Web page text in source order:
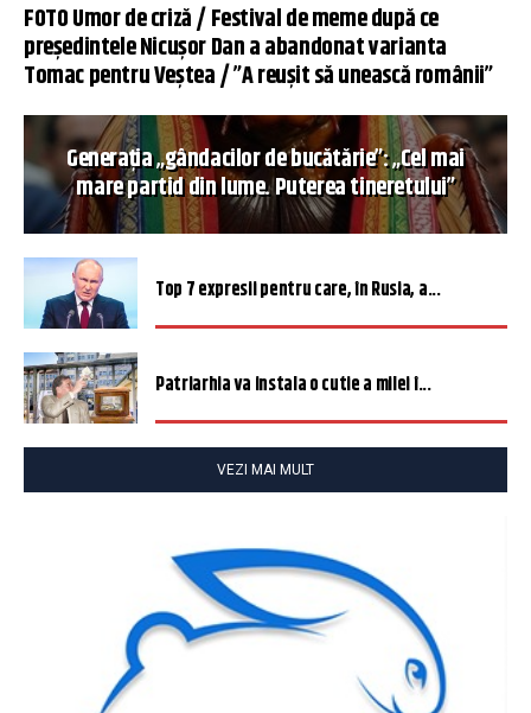
FOTO Umor de criză / Festival de meme după ce
președintele Nicușor Dan a abandonat varianta
Tomac pentru Veștea / ”A reușit să unească românii”
Generația „gândacilor de bucătărie”: „Cel mai
mare partid din lume. Puterea tineretului”
Top 7 expresii pentru care, în Rusia, a...
Patriarhia va instala o cutie a milei î...
VEZI MAI MULT